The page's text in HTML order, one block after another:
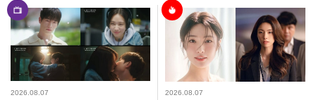
2026.08.07 2026.08.07